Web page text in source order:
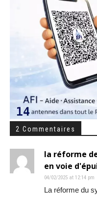
2 Commentaires
la réforme
en voie
04/02/2025 at 12:14 pm
La réforme du